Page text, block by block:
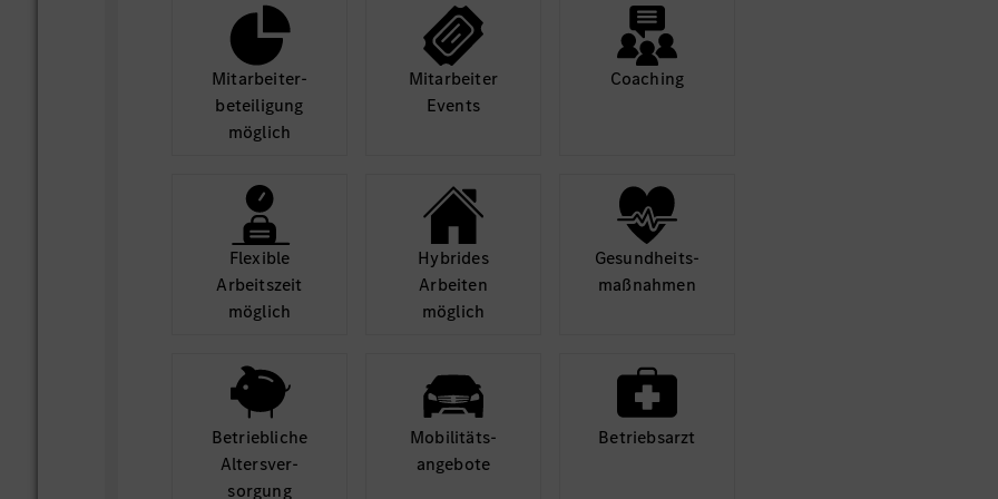
Mit­arbeiter­
beteili­gung
möglich
Mit­arbeiter
Events
Coaching
Flexible
Arbeits­zeit
möglich
Hybrides
Arbeiten
möglich
Gesund­heits­
maß­nahmen
Betrieb­liche
Alters­ver­
sorgung
Mobilitäts­
angebote
Betriebs­arzt